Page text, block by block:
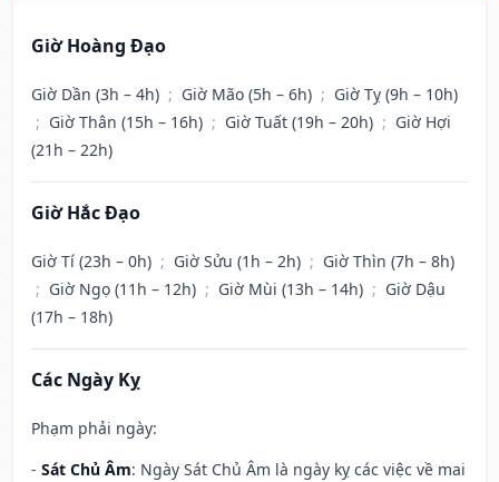
Giờ Hoàng Đạo
Giờ Dần (3h – 4h) ; Giờ Mão (5h – 6h) ; Giờ Tỵ (9h – 10h)
; Giờ Thân (15h – 16h) ; Giờ Tuất (19h – 20h) ; Giờ Hợi
(21h – 22h)
Giờ Hắc Đạo
Giờ Tí (23h – 0h) ; Giờ Sửu (1h – 2h) ; Giờ Thìn (7h – 8h)
; Giờ Ngọ (11h – 12h) ; Giờ Mùi (13h – 14h) ; Giờ Dậu
(17h – 18h)
Các Ngày Kỵ
Phạm phải ngày:
- Sát Chủ Âm: Ngày Sát Chủ Âm là ngày kỵ các việc về mai